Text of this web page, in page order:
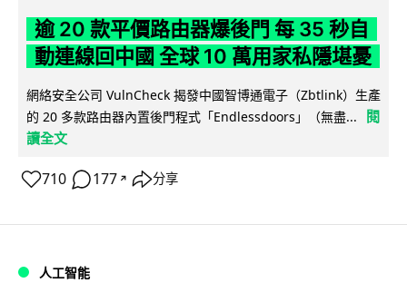
逾 20 款平價路由器爆後門 每 35 秒自
動連線回中國 全球 10 萬用家私隱堪憂
網絡安全公司 VulnCheck 揭發中國智博通電子（Zbtlink）生產
的 20 多款路由器內置後門程式「Endlessdoors」（無盡...
閱
讀全文
710 177 ↗ 分享
人工智能